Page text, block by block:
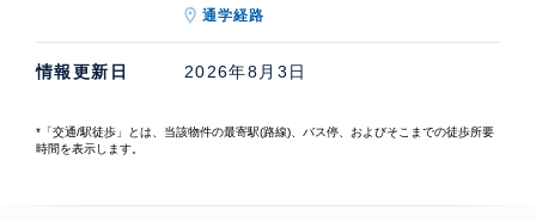
通学経路
情報更新日 2026年8月3日
*「交通/駅徒歩」とは、当該物件の最寄駅(路線)、バス停、およびそこまでの徒歩所要
時間を表示します。